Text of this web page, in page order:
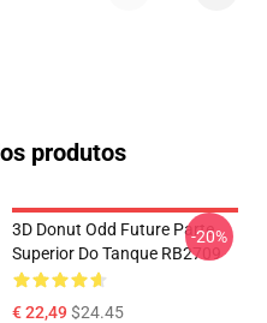
produtos
3D Donut Odd Future Parte
Superior Do Tanque RB2709
€ 22,49$24.45
-20%